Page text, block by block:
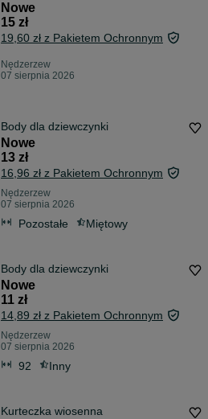
Nowe
15 zł
19,60 zł z Pakietem Ochronnym
Nędzerzew
07 sierpnia 2026
Body dla dziewczynki
Nowe
13 zł
16,96 zł z Pakietem Ochronnym
Nędzerzew
07 sierpnia 2026
Pozostałe Miętowy
Body dla dziewczynki
Nowe
11 zł
14,89 zł z Pakietem Ochronnym
Nędzerzew
07 sierpnia 2026
92 Inny
Kurteczka wiosenna